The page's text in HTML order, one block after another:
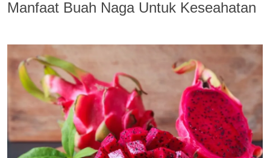
Manfaat Buah Naga Untuk Keseahatan